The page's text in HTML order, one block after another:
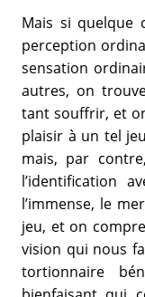
Mais si quelque
perception
sensation
autres, on
tant souffrir, et
plaisir à un tel
mais, par
l’identification
l’immense, le
jeu, et on
vision qui nous
tortionnaire